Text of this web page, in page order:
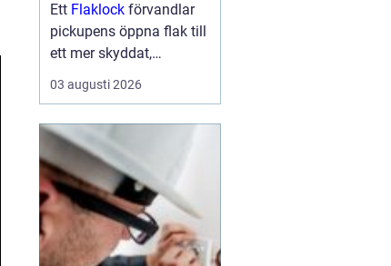
Ett Flaklock förvandlar
pickupens öppna flak till
ett mer skyddat,
praktiskt och ibland
också mer bränslesnålt
är skillnaden tydlig
redan efter första
veckan: mindre stök,
torrar...
03 augusti 2026